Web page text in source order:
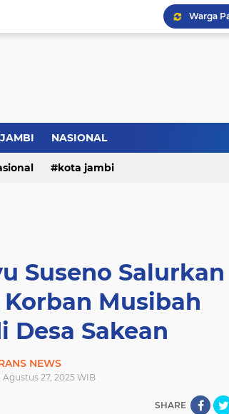
NASIONAL
kota jambi
Suseno Salurkan
Musibah
Desa Sakean
NEWS
27, 2025 WIB
SHARE